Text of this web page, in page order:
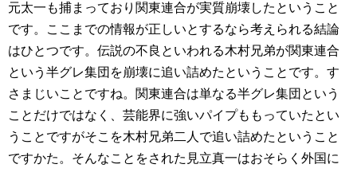
元太一も捕まっており関東連合が実質崩壊したということ
です。ここまでの情報が正しいとするなら考えられる結論
はひとつです。伝説の不良といわれる木村兄弟が関東連合
という半グレ集団を崩壊に追い詰めたということです。す
さまじいことですね。関東連合は単なる半グレ集団という
ことだけではなく、芸能界に強いパイプももっていたとい
うことですがそこを木村兄弟二人で追い詰めたということ
ですかた。そんなことをされた見立真一はおそらく外国に